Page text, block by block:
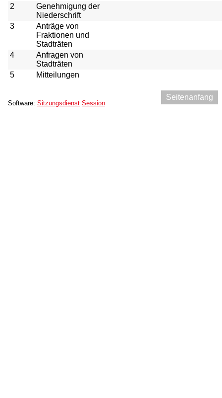
2
Genehmigung der
Niederschrift
3
Anträge von
Fraktionen und
Stadträten
4
Anfragen von
Stadträten
5
Mitteilungen
Seitenanfang
Software: Sitzungsdienst Session